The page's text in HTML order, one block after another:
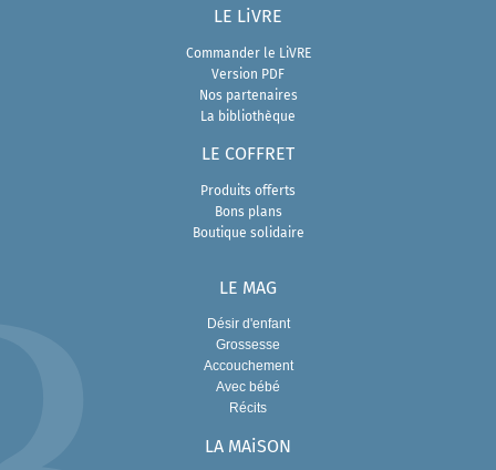
LE LiVRE
Commander le LiVRE
Version PDF
Nos partenaires
La bibliothèque
LE COFFRET
Produits offerts
Bons plans
Boutique solidaire
LE MAG
Désir d'enfant
Grossesse
Accouchement
Avec bébé
Récits
LA MAiSON